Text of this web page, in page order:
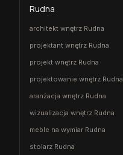
Rudna
architekt wnętrz Rudna
projektant wnętrz Rudna
projekt wnętrz Rudna
projektowanie wnętrz Rudna
aranżacja wnętrz Rudna
wizualizacja wnętrz Rudna
meble na wymiar Rudna
stolarz Rudna